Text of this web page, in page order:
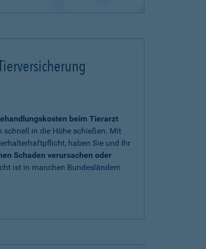
beim Tierarzt
schnell in die Höhe schießen. Mit
haben Sie und Ihr
Schaden verursachen oder
ist in manchen Bundesländern